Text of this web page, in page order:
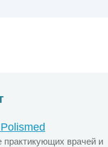
практикующих врачей и